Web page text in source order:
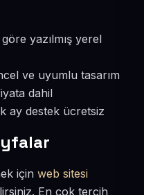
yazılmış yerel
ve uyumlu tasarım
dahil
ay destek ücretsiz
için web sitesi
En çok tercih